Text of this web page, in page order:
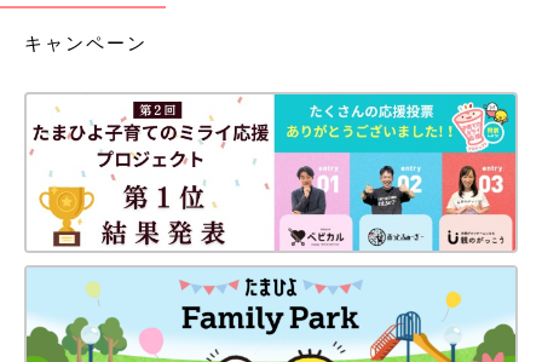
ることで従来の1錠分に相当する製剤を開発し、製造販売承認申
請に至りました」（齊藤先生）
「このように、子どもの薬の開発には、医療機関と企業の連携が
不可欠ですが、欧米では患者会の参画も盛んに行われています。
実際に薬を使っている子どもとその保護者の声が届きにくいのも
日本の課題です。患者会で薬の検討会を行うことなども、子ども
の薬の開発につながっていくのではないかと思います」（中村先
生）
子どもの薬の開発、日本は欧米に比べて
遅れている…？ 子どもの薬の作られ方
には課題が多い【専門家】
多くのママ・パパが飲ませるのに苦労している
キャンペーン